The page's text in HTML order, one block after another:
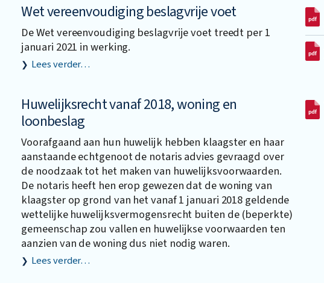
Wet vereenvoudiging beslagvrije voet
De Wet vereenvoudiging beslagvrije voet treedt per 1
januari 2021 in werking.
Lees verder…
Huwelijksrecht vanaf 2018, woning en
loonbeslag
Voorafgaand aan hun huwelijk hebben klaagster en haar
aanstaande echtgenoot de notaris advies gevraagd over
de noodzaak tot het maken van huwelijksvoorwaarden.
De notaris heeft hen erop gewezen dat de woning van
klaagster op grond van het vanaf 1 januari 2018 geldende
wettelijke huwelijksvermogensrecht buiten de (beperkte)
gemeenschap zou vallen en huwelijkse voorwaarden ten
aanzien van de woning dus niet nodig waren.
Lees verder…